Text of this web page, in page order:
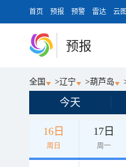
首页 预报 预警 雷达 云图
预报
全国 >辽宁 >葫芦岛
今天
16日
周日
17日
周一